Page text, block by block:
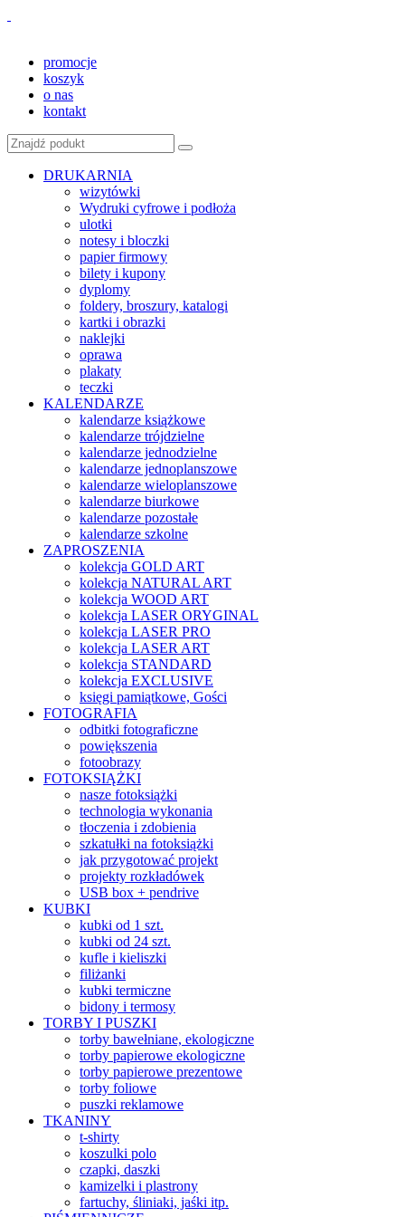
promocje
koszyk
o nas
kontakt
DRUKARNIA
wizytówki
Wydruki cyfrowe i podłoża
ulotki
notesy i bloczki
papier firmowy
bilety i kupony
dyplomy
foldery, broszury, katalogi
kartki i obrazki
naklejki
oprawa
plakaty
teczki
KALENDARZE
kalendarze książkowe
kalendarze trójdzielne
kalendarze jednodzielne
kalendarze jednoplanszowe
kalendarze wieloplanszowe
kalendarze biurkowe
kalendarze pozostałe
kalendarze szkolne
ZAPROSZENIA
kolekcja GOLD ART
kolekcja NATURAL ART
kolekcja WOOD ART
kolekcja LASER ORYGINAL
kolekcja LASER PRO
kolekcja LASER ART
kolekcja STANDARD
kolekcja EXCLUSIVE
księgi pamiątkowe, Gości
FOTOGRAFIA
odbitki fotograficzne
powiększenia
fotoobrazy
FOTOKSIĄŻKI
nasze fotoksiążki
technologia wykonania
tłoczenia i zdobienia
szkatułki na fotoksiążki
jak przygotować projekt
projekty rozkładówek
USB box + pendrive
KUBKI
kubki od 1 szt.
kubki od 24 szt.
kufle i kieliszki
filiżanki
kubki termiczne
bidony i termosy
TORBY I PUSZKI
torby bawełniane, ekologiczne
torby papierowe ekologiczne
torby papierowe prezentowe
torby foliowe
puszki reklamowe
TKANINY
t-shirty
koszulki polo
czapki, daszki
kamizelki i plastrony
fartuchy, śliniaki, jaśki itp.